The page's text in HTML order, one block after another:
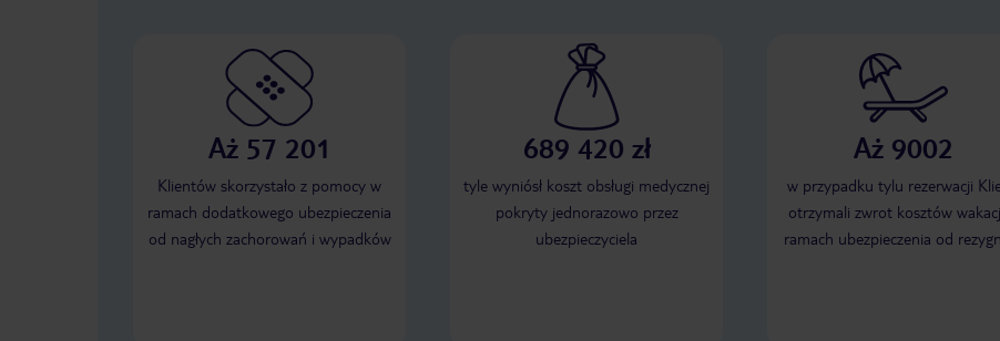
Aż 57 201
Klientów skorzystało z pomocy w
ramach dodatkowego ubezpieczenia
od nagłych zachorowań i wypadków
689 420 zł
tyle wyniósł koszt obsługi medycznej
pokryty jednorazowo przez
ubezpieczyciela
Aż 9002
w przypadku tylu rezerwacji
otrzymali zwrot kosztów
ramach ubezpieczenia od